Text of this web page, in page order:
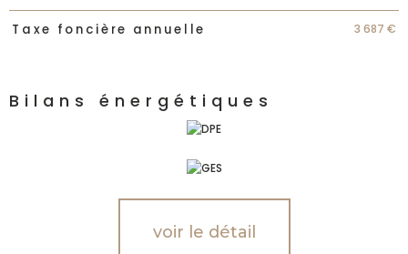
Taxe foncière annuelle 3 687 €
Bilans énergétiques
voir le détail